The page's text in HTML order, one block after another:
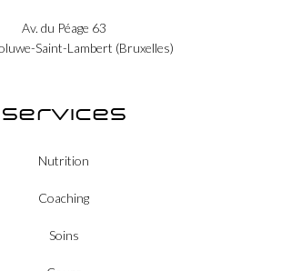
Av. du Péage 63
Saint-Lambert (Bruxelles)
Services
Nutrition
Coaching
Soins